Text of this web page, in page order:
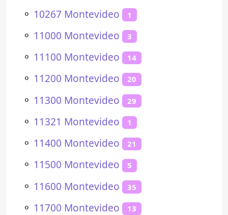
⚬ 10267 Montevideo 1
⚬ 11000 Montevideo 3
⚬ 11100 Montevideo 14
⚬ 11200 Montevideo 20
⚬ 11300 Montevideo 29
⚬ 11321 Montevideo 1
⚬ 11400 Montevideo 21
⚬ 11500 Montevideo 5
⚬ 11600 Montevideo 35
⚬ 11700 Montevideo 13